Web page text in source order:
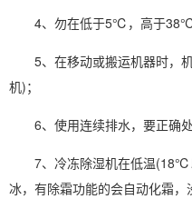
4、勿在低于5℃，高于38℃
5、在移动或搬运机器时，
机)；
6、使用连续排水，要正确处
7、冷冻除湿机在低温(18℃
冰，有除霜功能的会自动化霜